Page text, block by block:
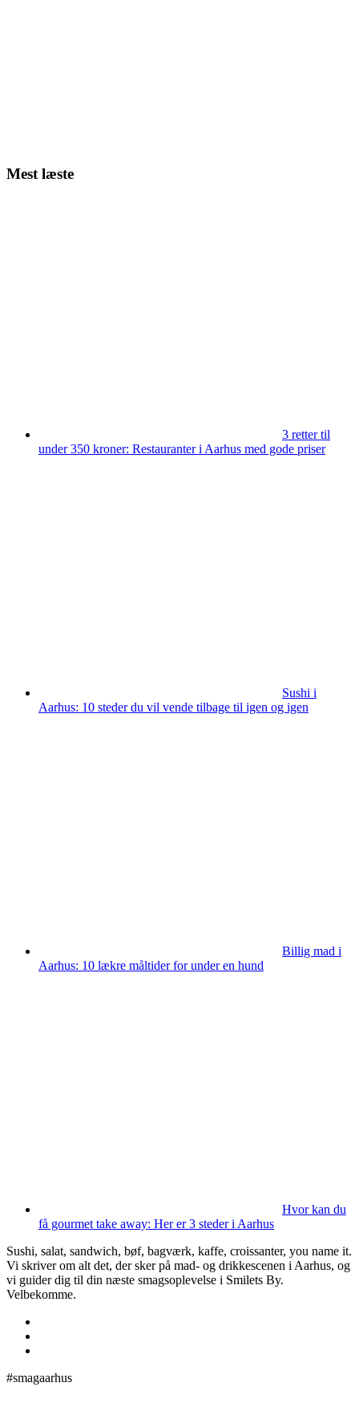
Mest læste
3 retter til
under 350 kroner: Restauranter i Aarhus med gode priser
Sushi i
Aarhus: 10 steder du vil vende tilbage til igen og igen
Billig mad i
Aarhus: 10 lækre måltider for under en hund
Hvor kan du
få gourmet take away: Her er 3 steder i Aarhus
Sushi, salat, sandwich, bøf, bagværk, kaffe, croissanter, you name it.
Vi skriver om alt det, der sker på mad- og drikkescenen i Aarhus, og
vi guider dig til din næste smagsoplevelse i Smilets By.
Velbekomme.
#smagaarhus